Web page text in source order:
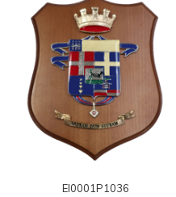
EI0001P1036